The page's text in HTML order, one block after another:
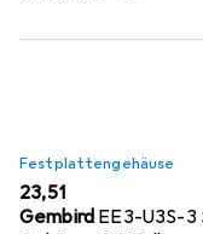
Festplattengehäuse
EUR
23,51
Gembird EE3-U3S-